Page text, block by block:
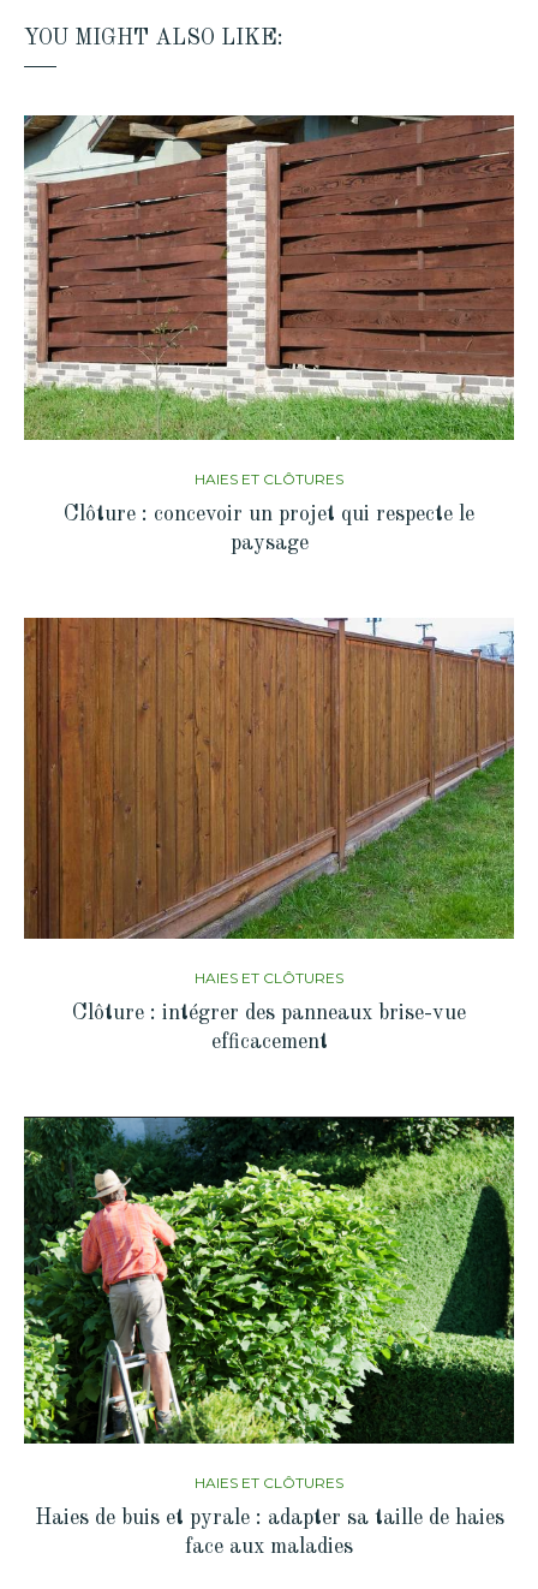
YOU MIGHT ALSO LIKE:
HAIES ET CLÔTURES
Clôture : concevoir un projet qui respecte le
paysage
HAIES ET CLÔTURES
Clôture : intégrer des panneaux brise-vue
efficacement
HAIES ET CLÔTURES
Haies de buis et pyrale : adapter sa taille de haies
face aux maladies